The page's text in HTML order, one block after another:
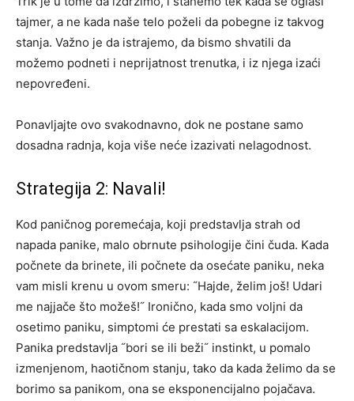
tajmer, a ne kada naše telo poželi da pobegne iz takvog
stanja. Važno je da istrajemo, da bismo shvatili da
možemo podneti i neprijatnost trenutka, i iz njega izaći
nepovređeni.
Ponavljajte ovo svakodnavno, dok ne postane samo
dosadna radnja, koja više neće izazivati nelagodnost.
Strategija 2: Navali!
Kod paničnog poremećaja, koji predstavlja strah od
napada panike, malo obrnute psihologije čini čuda. Kada
počnete da brinete, ili počnete da osećate paniku, neka
vam misli krenu u ovom smeru: ˝Hajde, želim još! Udari
me najjače što možeš!˝ Ironično, kada smo voljni da
osetimo paniku, simptomi će prestati sa eskalacijom.
Panika predstavlja ˝bori se ili beži˝ instinkt, u pomalo
izmenjenom, haotičnom stanju, tako da kada želimo da se
borimo sa panikom, ona se eksponencijalno pojačava.